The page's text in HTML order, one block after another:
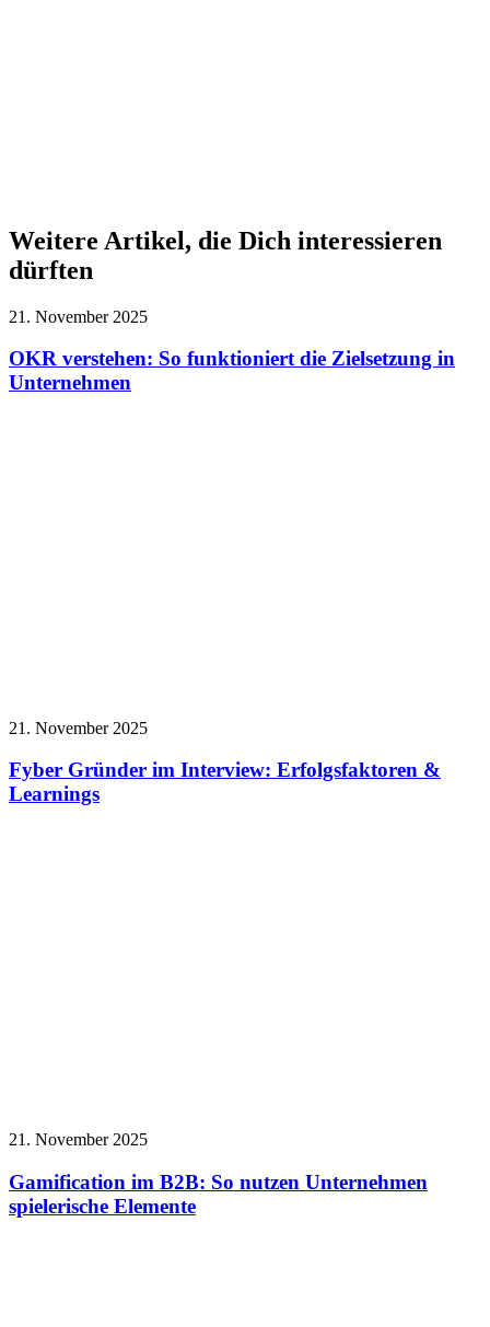
Weitere Artikel, die Dich interessieren
dürften
21. November 2025
OKR verstehen: So funktioniert die Zielsetzung in
Unternehmen
21. November 2025
Fyber Gründer im Interview: Erfolgsfaktoren &
Learnings
21. November 2025
Gamification im B2B: So nutzen Unternehmen
spielerische Elemente